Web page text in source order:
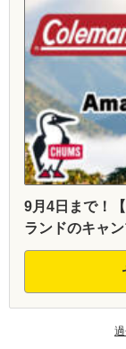
9月4日まで！
ランドのキャ